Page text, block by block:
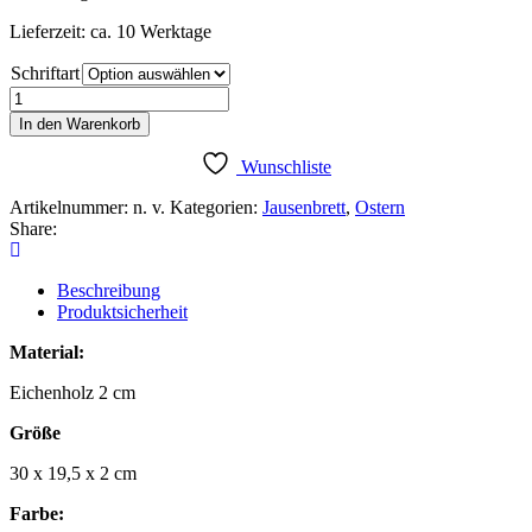
Lieferzeit: ca. 10 Werktage
Schriftart
Holzbrett
Hase
Menge
In den Warenkorb
Wunschliste
Artikelnummer: n. v. Kategorien: Jausenbrett, Ostern
Share:
Beschreibung
Produktsicherheit
Material:
Eichenholz 2 cm
Größe
30 x 19,5 x 2 cm
Farbe: